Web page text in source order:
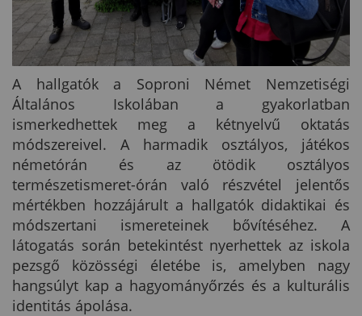
A hallgatók a Soproni Német Nemzetiségi
Általános Iskolában a gyakorlatban
ismerkedhettek meg a kétnyelvű oktatás
módszereivel. A harmadik osztályos, játékos
németórán és az ötödik osztályos
természetismeret-órán való részvétel jelentős
mértékben hozzájárult a hallgatók didaktikai és
módszertani ismereteinek bővítéséhez. A
látogatás során betekintést nyerhettek az iskola
pezsgő közösségi életébe is, amelyben nagy
hangsúlyt kap a hagyományőrzés és a kulturális
identitás ápolása.